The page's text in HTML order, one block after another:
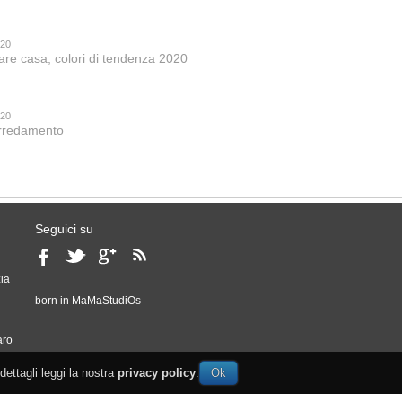
casa, colori di tendenza 2020
Seguici su
born in MaMaStudiOs
leggi la nostra privacy policy.